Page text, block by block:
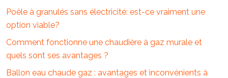
Poêle à granulés sans électricité: est-ce vraiment une
option viable?
Comment fonctionne une chaudière à gaz murale et
quels sont ses avantages ?
Ballon eau chaude gaz : avantages et inconvénients à